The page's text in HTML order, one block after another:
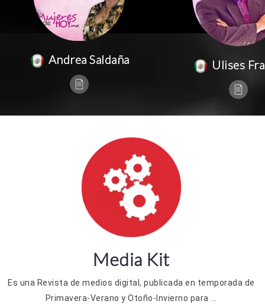
Andrea Saldaña Ulises
Media Kit
Es una Revista de medios digital, publicada en temporada de
Primavera-Verano y Otoño-Invierno para ...